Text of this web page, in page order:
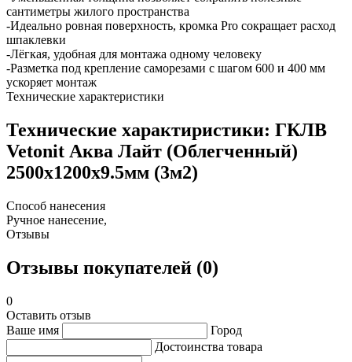
сантиметры жилого пространства
-Идеально ровная поверхность, кромка Pro сокращает расход
шпаклевки
-Лёгкая, удобная для монтажа одному человеку
-Разметка под крепление саморезами с шагом 600 и 400 мм
ускоряет монтаж
Технические характеристики
Технические характиристики: ГКЛВ
Vetonit Аква Лайт (Облегченный)
2500х1200х9.5мм (3м2)
Способ нанесения
Ручное нанесение,
Отзывы
Отзывы покупателей (0)
0
Оставить отзыв
Ваше имя
Город
Достоинства товара